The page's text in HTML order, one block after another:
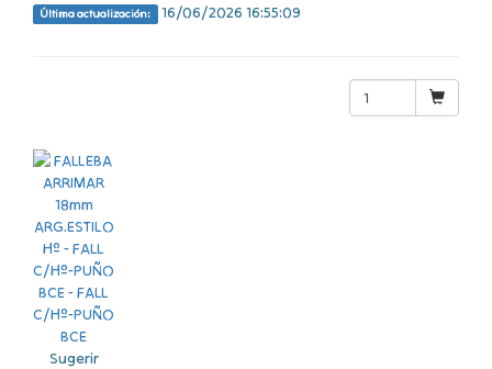
Última actualización: 16/06/2026 16:55:09
Sugerir